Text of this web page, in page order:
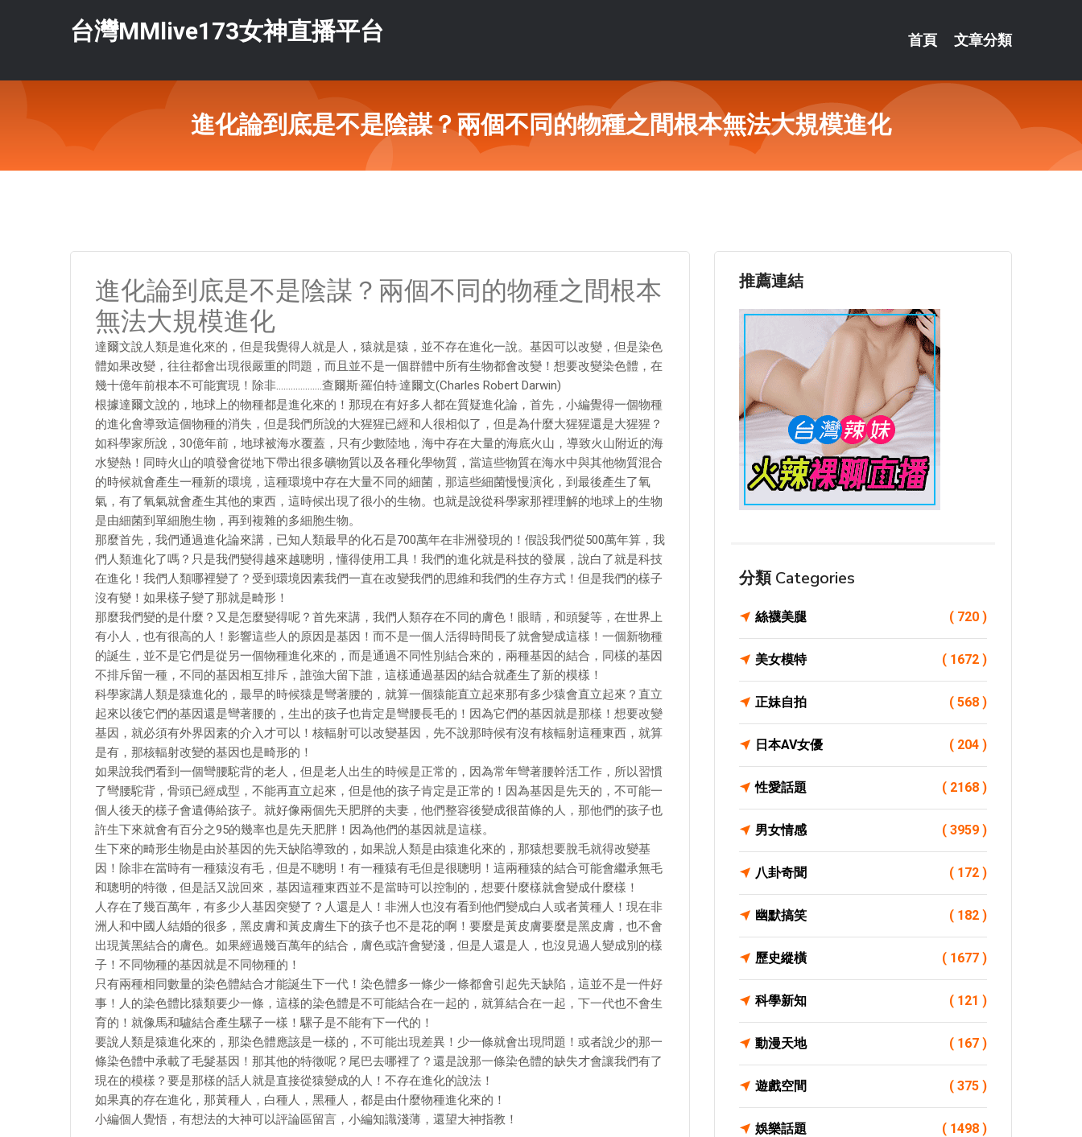
台灣MMlive173女神直播平台 首頁 文章分類
進化論到底是不是陰謀？兩個不同的物種之間根本無法大規模進化
進化論到底是不是陰謀？兩個不同的物種之間根本
無法大規模進化
達爾文說人類是進化來的，但是我覺得人就是人，猿就是猿，並不存在進化一說。基因可以改變，但是染色
體如果改變，往往都會出現很嚴重的問題，而且並不是一個群體中所有生物都會改變！想要改變染色體，在
幾十億年前根本不可能實現！除非……………….查爾斯·羅伯特·達爾文(Charles Robert Darwin)
根據達爾文說的，地球上的物種都是進化來的！那現在有好多人都在質疑進化論，首先，小編覺得一個物種
的進化會導致這個物種的消失，但是我們所說的大猩猩已經和人很相似了，但是為什麼大猩猩還是大猩猩？
如科學家所說，30億年前，地球被海水覆蓋，只有少數陸地，海中存在大量的海底火山，導致火山附近的海
水變熱！同時火山的噴發會從地下帶出很多礦物質以及各種化學物質，當這些物質在海水中與其他物質混合
的時候就會產生一種新的環境，這種環境中存在大量不同的細菌，那這些細菌慢慢演化，到最後產生了氧
氣，有了氧氣就會產生其他的東西，這時候出現了很小的生物。也就是說從科學家那裡理解的地球上的生物
是由細菌到單細胞生物，再到複雜的多細胞生物。
那麼首先，我們通過進化論來講，已知人類最早的化石是700萬年在非洲發現的！假設我們從500萬年算，我
們人類進化了嗎？只是我們變得越來越聰明，懂得使用工具！我們的進化就是科技的發展，說白了就是科技
在進化！我們人類哪裡變了？受到環境因素我們一直在改變我們的思維和我們的生存方式！但是我們的樣子
沒有變！如果樣子變了那就是畸形！
那麼我們變的是什麼？又是怎麼變得呢？首先來講，我們人類存在不同的膚色！眼睛，和頭髮等，在世界上
有小人，也有很高的人！影響這些人的原因是基因！而不是一個人活得時間長了就會變成這樣！一個新物種
的誕生，並不是它們是從另一個物種進化來的，而是通過不同性別結合來的，兩種基因的結合，同樣的基因
不排斥留一種，不同的基因相互排斥，誰強大留下誰，這樣通過基因的結合就產生了新的模樣！
科學家講人類是猿進化的，最早的時候猿是彎著腰的，就算一個猿能直立起來那有多少猿會直立起來？直立
起來以後它們的基因還是彎著腰的，生出的孩子也肯定是彎腰長毛的！因為它們的基因就是那樣！想要改變
基因，就必須有外界因素的介入才可以！核輻射可以改變基因，先不說那時候有沒有核輻射這種東西，就算
是有，那核輻射改變的基因也是畸形的！
如果說我們看到一個彎腰駝背的老人，但是老人出生的時候是正常的，因為常年彎著腰幹活工作，所以習慣
了彎腰駝背，骨頭已經成型，不能再直立起來，但是他的孩子肯定是正常的！因為基因是先天的，不可能一
個人後天的樣子會遺傳給孩子。就好像兩個先天肥胖的夫妻，他們整容後變成很苗條的人，那他們的孩子也
許生下來就會有百分之95的幾率也是先天肥胖！因為他們的基因就是這樣。
生下來的畸形生物是由於基因的先天缺陷導致的，如果說人類是由猿進化來的，那猿想要脫毛就得改變基
因！除非在當時有一種猿沒有毛，但是不聰明！有一種猿有毛但是很聰明！這兩種猿的結合可能會繼承無毛
和聰明的特徵，但是話又說回來，基因這種東西並不是當時可以控制的，想要什麼樣就會變成什麼樣！
人存在了幾百萬年，有多少人基因突變了？人還是人！非洲人也沒有看到他們變成白人或者黃種人！現在非
洲人和中國人結婚的很多，黑皮膚和黃皮膚生下的孩子也不是花的啊！要麼是黃皮膚要麼是黑皮膚，也不會
出現黃黑結合的膚色。如果經過幾百萬年的結合，膚色或許會變淺，但是人還是人，也沒見過人變成別的樣
子！不同物種的基因就是不同物種的！
只有兩種相同數量的染色體結合才能誕生下一代！染色體多一條少一條都會引起先天缺陷，這並不是一件好
事！人的染色體比猿類要少一條，這樣的染色體是不可能結合在一起的，就算結合在一起，下一代也不會生
育的！就像馬和驢結合產生騾子一樣！騾子是不能有下一代的！
要說人類是猿進化來的，那染色體應該是一樣的，不可能出現差異！少一條就會出現問題！或者說少的那一
條染色體中承載了毛髮基因！那其他的特徵呢？尾巴去哪裡了？還是說那一條染色體的缺失才會讓我們有了
現在的模樣？要是那樣的話人就是直接從猿變成的人！不存在進化的說法！
如果真的存在進化，那黃種人，白種人，黑種人，都是由什麼物種進化來的！
小編個人覺悟，有想法的大神可以評論區留言，小編知識淺薄，還望大神指教！
推薦連結
分類 Categories
絲襪美腿 ( 720 )
美女模特 ( 1672 )
正妹自拍 ( 568 )
日本AV女優 ( 204 )
性愛話題 ( 2168 )
男女情感 ( 3959 )
八卦奇聞 ( 172 )
幽默搞笑 ( 182 )
歷史縱橫 ( 1677 )
科學新知 ( 121 )
動漫天地 ( 167 )
遊戲空間 ( 375 )
娛樂話題 ( 1498 )